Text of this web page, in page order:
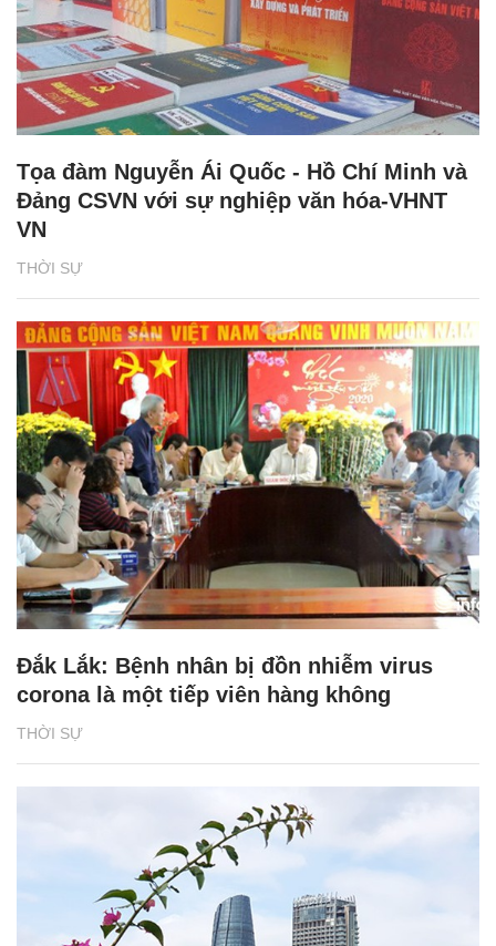
THỜI SỰ
Tọa đàm Nguyễn Ái Quốc - Hồ Chí Minh và
Đảng CSVN với sự nghiệp văn hóa-VHNT
VN
THỜI SỰ
Đắk Lắk: Bệnh nhân bị đồn nhiễm virus
corona là một tiếp viên hàng không